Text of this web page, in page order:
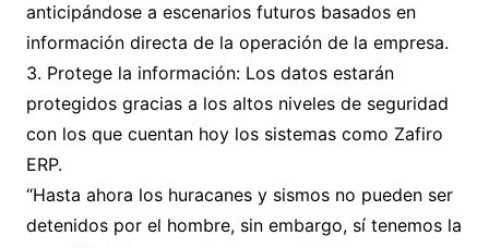
anticipándose a escenarios futuros basados en
información directa de la operación de la empresa.
3. Protege la información: Los datos estarán
protegidos gracias a los altos niveles de seguridad
con los que cuentan hoy los sistemas como Zafiro
ERP.
“Hasta ahora los huracanes y sismos no pueden ser
detenidos por el hombre, sin embargo, sí tenemos la